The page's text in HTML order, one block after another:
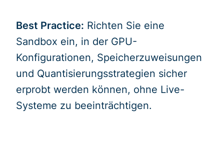
Best Practice: Richten Sie eine
Sandbox ein, in der GPU-
Konfigurationen, Speicherzuweisungen
und Quantisierungsstrategien sicher
erprobt werden können, ohne Live-
Systeme zu beeinträchtigen.